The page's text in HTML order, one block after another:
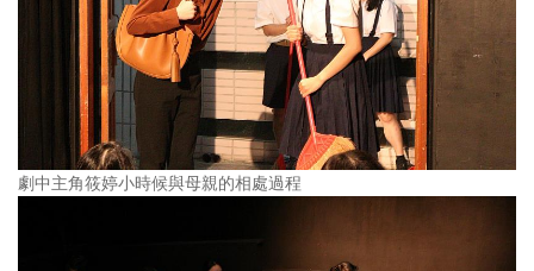
劇中主角筱婷小時候與母親的相處過程